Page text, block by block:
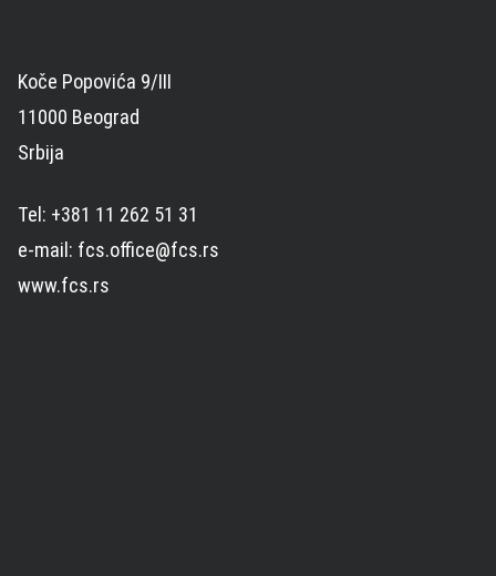
Koče Popovića 9/III
11000 Beograd
Srbija
Tel: +381 11 262 51 31
e-mail: fcs.office@fcs.rs
www.fcs.rs